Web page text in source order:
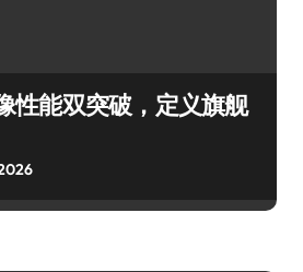
性能双突破，定义旗舰